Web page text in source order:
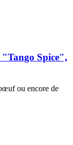
"Tango Spice",
ou encore de